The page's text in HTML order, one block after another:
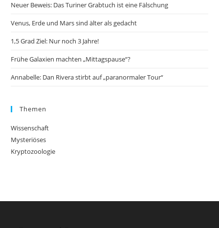
Neuer Beweis: Das Turiner Grabtuch ist eine Fälschung
Venus, Erde und Mars sind älter als gedacht
1,5 Grad Ziel: Nur noch 3 Jahre!
Frühe Galaxien machten „Mittagspause“?
Annabelle: Dan Rivera stirbt auf „paranormaler Tour“
Themen
Wissenschaft
Mysteriöses
Kryptozoologie